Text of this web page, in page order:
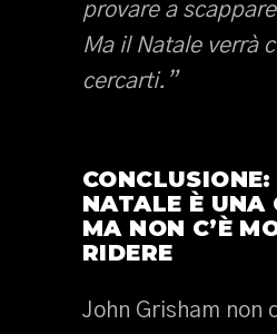
provare a
Ma il Natale verrà
cercarti.”
NATALE È UNA
MA NON C’È
RIDERE
John Grisham non